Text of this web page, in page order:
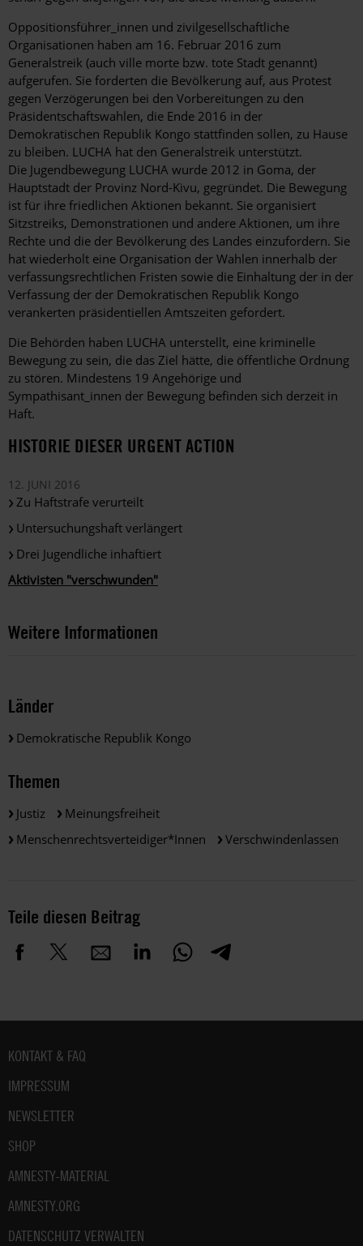
Oppositionsführer_innen und zivilgesellschaftliche
Organisationen haben am 16. Februar 2016 zum
Generalstreik (auch ville morte bzw. tote Stadt genannt)
aufgerufen. Sie forderten die Bevölkerung auf, aus Protest
gegen Verzögerungen bei den Vorbereitungen zu den
Präsidentschaftswahlen, die Ende 2016 in der
Demokratischen Republik Kongo stattfinden sollen, zu Hause
zu bleiben. LUCHA hat den Generalstreik unterstützt.
Die Jugendbewegung LUCHA wurde 2012 in Goma, der
Hauptstadt der Provinz Nord-Kivu, gegründet. Die Bewegung
ist für ihre friedlichen Aktionen bekannt. Sie organisiert
Sitzstreiks, Demonstrationen und andere Aktionen, um ihre
Rechte und die der Bevölkerung des Landes einzufordern. Sie
hat wiederholt eine Organisation der Wahlen innerhalb der
verfassungsrechtlichen Fristen sowie die Einhaltung der in der
Verfassung der der Demokratischen Republik Kongo
verankerten präsidentiellen Amtszeiten gefordert.
Die Behörden haben LUCHA unterstellt, eine kriminelle
Bewegung zu sein, die das Ziel hätte, die öffentliche Ordnung
zu stören. Mindestens 19 Angehörige und
Sympathisant_innen der Bewegung befinden sich derzeit in
Haft.
HISTORIE DIESER URGENT ACTION
12. JUNI 2016
Zu Haftstrafe verurteilt
Untersuchungshaft verlängert
Drei Jugendliche inhaftiert
Aktivisten "verschwunden"
Weitere Informationen
Länder
Demokratische Republik Kongo
Themen
Justiz
Meinungsfreiheit
Menschenrechtsverteidiger*innen
Verschwindenlassen
Teile diesen Beitrag
Fußbereich
KONTAKT & FAQ
IMPRESSUM
NEWSLETTER
SHOP
AMNESTY-MATERIAL
AMNESTY.ORG
DATENSCHUTZ VERWALTEN